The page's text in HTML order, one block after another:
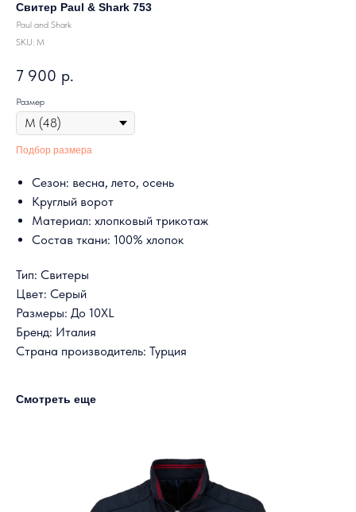
Свитер Paul & Shark 753
Paul and Shark
SKU: M
7 900 р.
Размер
Подбор размера
Сезон: весна, лето, осень
Круглый ворот
Материал: хлопковый трикотаж
Состав ткани: 100% хлопок
Тип: Свитеры
Цвет: Серый
Размеры: До 10XL
Бренд: Италия
Страна производитель: Турция
Смотреть еще